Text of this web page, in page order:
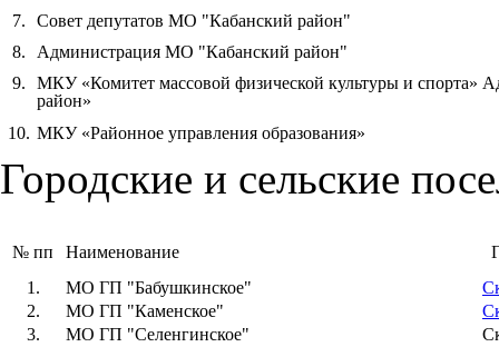
7.
Совет депутатов МО "Кабанский район"
8.
Администрация МО "Кабанский район"
9.
МКУ «Комитет массовой физической культуры и спорта»
район»
10. МКУ «Районное управления образования»
Городские и сельские
№ пп Наименование
1.
МО ГП "Бабушкинское"
2.
МО ГП "Каменское"
3.
МО ГП "Селенгинское"